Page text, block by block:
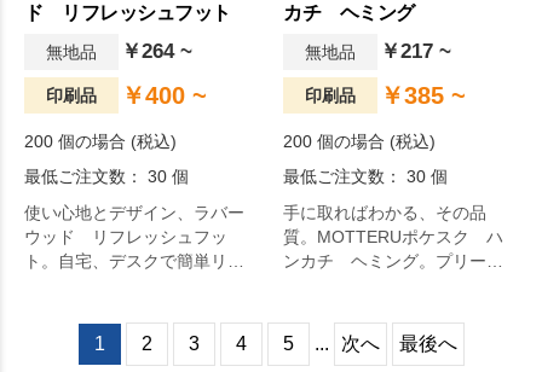
ド リフレッシュフット
無地品 ￥264 ~
印刷品 ￥400 ~
200 個の場合 (税込)
最低ご注文数： 30 個
使い心地とデザイン、ラバー
ウッド リフレッシュフッ
ト。自宅、デスクで簡単リフ
やすいコンパクトサイズで
カチ ヘミング
無地品 ￥217 ~
印刷品 ￥385 ~
200 個の場合 (税込)
最低ご注文数： 30 個
手に取ればわかる、その品
質。MOTTERUポケスク ハ
ンカチ ヘミング。プリーツ
ツ加工を施し折り目をつける
ことで、簡単に折りたたむこ
1 2 3 4 5 ... 次へ 最後へ